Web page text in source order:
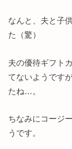
なんと、夫と子
た（驚）
夫の優待ギフト
てないようです
たね…。
ちなみにコージ
うです。